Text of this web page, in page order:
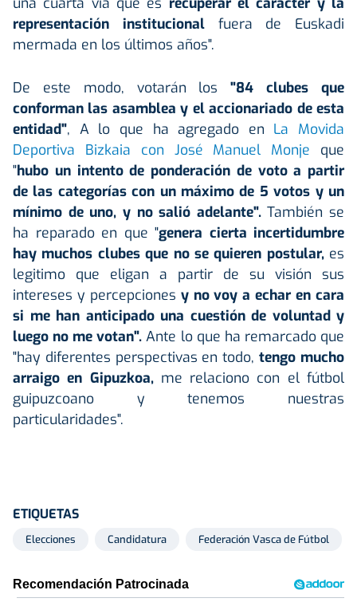
representación institucionalfuera de Euskadi
mermada en los últimos años".
De este modo, votarán los"84 clubes que
conforman las asamblea y el accionariado de esta
entidad", A lo que ha agregado en La Movida
Deportiva Bizkaia con José Manuel Monje que
"hubo un intento de ponderación de voto a partir
de las categorías con un máximo de 5 votos y un
mínimo de uno, y no salió adelante".También se
ha reparado en que "genera cierta incertidumbre
hay muchos clubes que no se quieren postular,es
legitimo que eligan a partir de su visión sus
intereses y percepciones y no voy a echar en cara
si me han anticipado una cuestión de voluntad y
luego no me votan". Ante lo que ha remarcado que
"hay diferentes perspectivas en todo,tengo mucho
arraigo en Gipuzkoa,me relaciono con el fútbol
guipuzcoano y tenemos nuestras
particularidades".
ETIQUETAS
Elecciones Candidatura Federación Vasca de Fútbol